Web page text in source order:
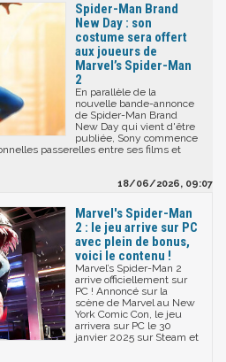
Spider-Man Brand
New Day : son
costume sera offert
aux joueurs de
Marvel’s Spider-Man
2
En parallèle de la
nouvelle bande-annonce
de Spider-Man Brand
New Day qui vient d'être
publiée, Sony commence
passerelles entre ses films et
18/06/2026, 09:07
Marvel's Spider-Man
2 : le jeu arrive sur PC
avec plein de bonus,
voici le contenu !
Marvel’s Spider-Man 2
arrive officiellement sur
PC ! Annoncé sur la
scène de Marvel au New
York Comic Con, le jeu
arrivera sur PC le 30
janvier 2025 sur Steam et